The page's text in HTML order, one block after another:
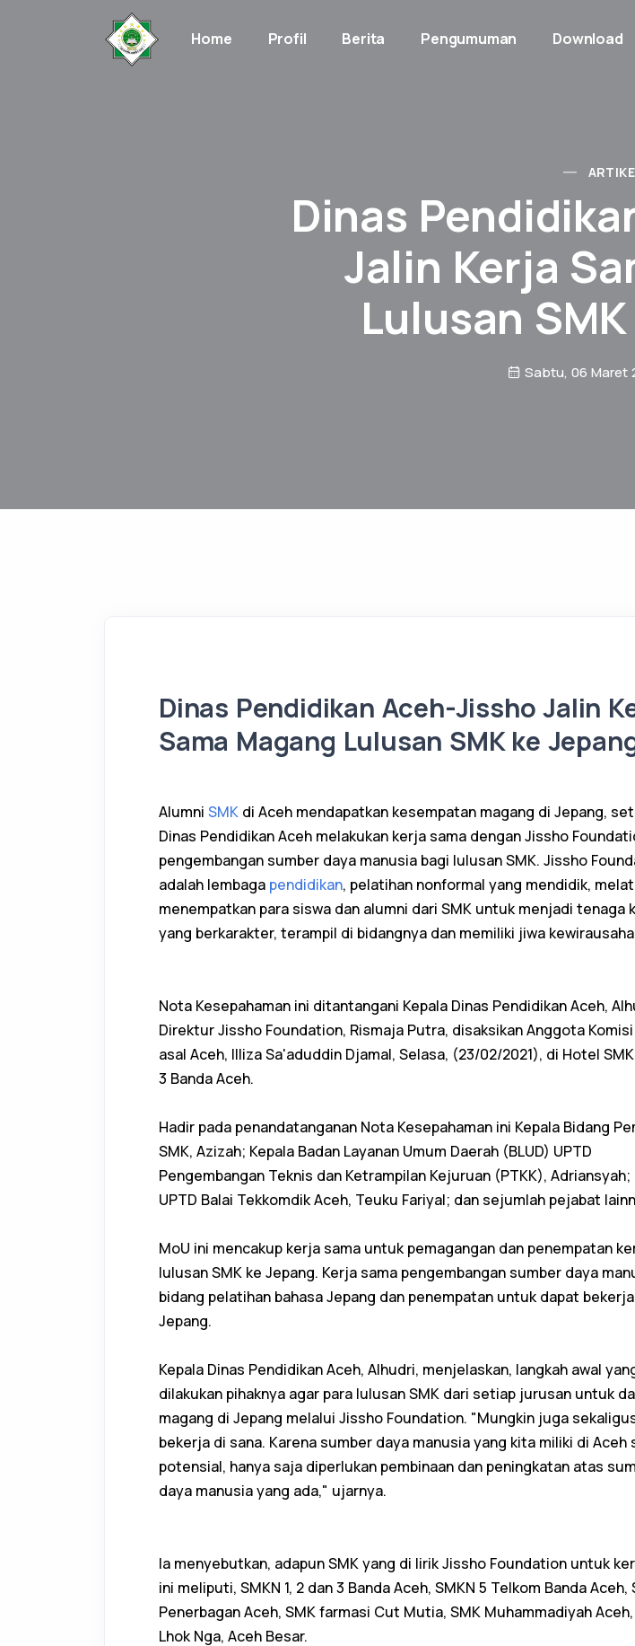
Home Profil Berita Pengumuman Download
Dinas
Jalin Kerja
Lulusan
Sabtu, 06 Maret
Dinas Pendidikan Aceh-Jissho Jalin
Sama Magang Lulusan SMK ke
Alumni SMK di Aceh mendapatkan kesempatan magang di Jepang,
Dinas Pendidikan Aceh melakukan kerja sama dengan Jissho
pengembangan sumber daya manusia bagi lulusan SMK. Jissho
adalah lembaga pendidikan, pelatihan nonformal yang mendidik,
menempatkan para siswa dan alumni dari SMK untuk menjadi tenaga
yang berkarakter, terampil di bidangnya dan memiliki jiwa
Nota Kesepahaman ini ditantangani Kepala Dinas Pendidikan Aceh,
Direktur Jissho Foundation, Rismaja Putra, disaksikan Anggota Komisi
asal Aceh, Illiza Sa'aduddin Djamal, Selasa, (23/02/2021), di Hotel
3 Banda Aceh.
Hadir pada penandatanganan Nota Kesepahaman ini Kepala Bidang
SMK, Azizah; Kepala Badan Layanan Umum Daerah (BLUD) UPTD
Pengembangan Teknis dan Ketrampilan Kejuruan (PTKK), Adriansyah;
UPTD Balai Tekkomdik Aceh, Teuku Fariyal; dan sejumlah pejabat
MoU ini mencakup kerja sama untuk pemagangan dan penempatan
lulusan SMK ke Jepang. Kerja sama pengembangan sumber daya
bidang pelatihan bahasa Jepang dan penempatan untuk dapat
Jepang.
Kepala Dinas Pendidikan Aceh, Alhudri, menjelaskan, langkah awal
dilakukan pihaknya agar para lulusan SMK dari setiap jurusan untuk
magang di Jepang melalui Jissho Foundation. "Mungkin juga
bekerja di sana. Karena sumber daya manusia yang kita miliki di Aceh
potensial, hanya saja diperlukan pembinaan dan peningkatan atas
daya manusia yang ada," ujarnya.
Ia menyebutkan, adapun SMK yang di lirik Jissho Foundation untuk
ini meliputi, SMKN 1, 2 dan 3 Banda Aceh, SMKN 5 Telkom Banda Aceh,
Penerbagan Aceh, SMK farmasi Cut Mutia, SMK Muhammadiyah Aceh,
Lhok Nga, Aceh Besar.